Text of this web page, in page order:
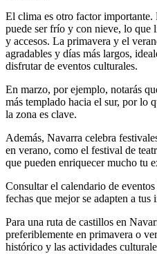
El clima es otro factor
puede ser frío y con nieve, lo que
y accesos. La primavera y el
agradables y días más largos,
disfrutar de eventos culturales.
En marzo, por ejemplo, notarás
más templado hacia el sur, por lo
la zona es clave.
Además, Navarra celebra
en verano, como el festival de
que pueden enriquecer mucho tu
Consultar el calendario de
fechas que mejor se adapten a tus
Para una ruta de castillos en
preferiblemente en primavera o
histórico y las actividades